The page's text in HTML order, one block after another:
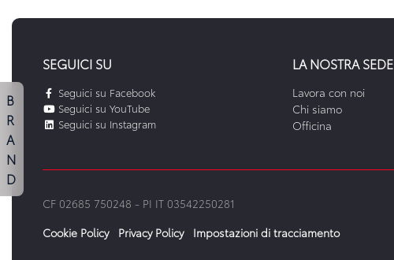
SEGUICI SU
Seguici su Facebook
Seguici su YouTube
Seguici su Instagram
LA NOSTRA SEDE
Lavora con noi
Chi siamo
Officina
CF 02685 750248 - PI IT 03542250281
Cookie Policy
Privacy Policy Impostazioni di tracciamento
B
R
A
N
D